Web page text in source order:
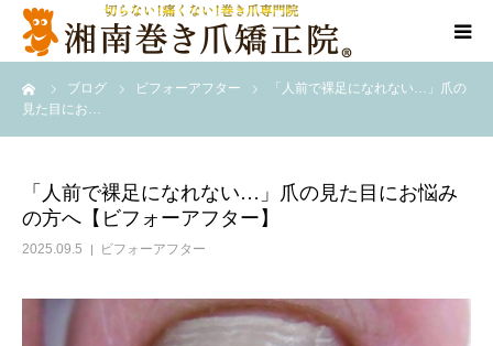
ブログ ビフォーアフター
「人前で裸足になれない…」爪の
見た目にお…
「人前で裸足になれない…」爪の見た目にお悩み
の方へ【ビフォーアフター】
2025.09.5 ビフォーアフター
代表ご挨拶
料金表